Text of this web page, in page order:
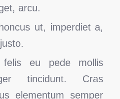
arcu.
ut, imperdiet a,
felis eu pede mollis
tincidunt. Cras
elementum semper